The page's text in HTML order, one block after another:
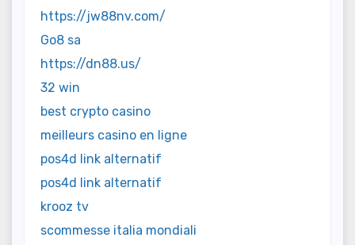
https://jw88nv.com/
Go8 sa
https://dn88.us/
32 win
best crypto casino
meilleurs casino en ligne
pos4d link alternatif
pos4d link alternatif
krooz tv
scommesse italia mondiali